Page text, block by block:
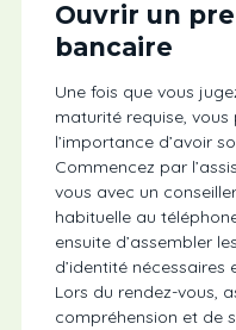
Ouvrir un
bancaire
Une fois que vous
maturité requise, vous
l’importance d’avoir
Commencez par
vous avec un
habituelle au
ensuite d’assembler
d’identité
Lors du rendez-vous,
compréhension et de